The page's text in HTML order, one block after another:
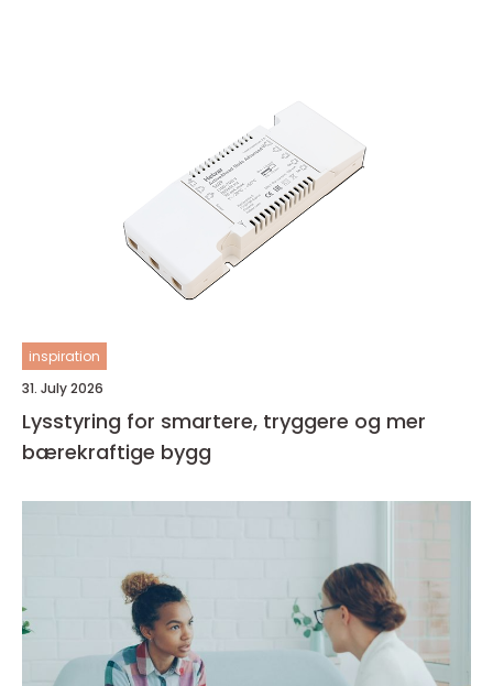
inspiration
31. July 2026
Lysstyring for smartere, tryggere og mer
bærekraftige bygg